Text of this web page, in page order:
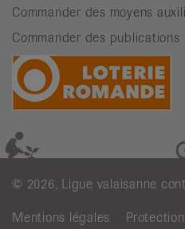
Commander des moyens
Commander des publications
© 2026, Ligue valaisanne
Mentions légales